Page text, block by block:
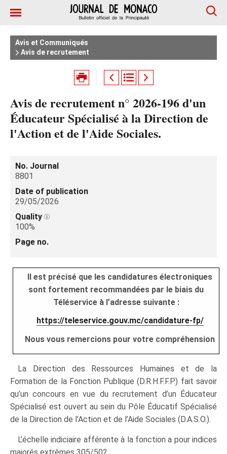
Avis et Communiqués
Avis de recrutement
Avis de recrutement n° 2026-196 d'un
Éducateur Spécialisé à la Direction de
l'Action et de l'Aide Sociales.
No. Journal
8801
Date of publication
29/05/2026
Quality
100%
Page no.
Il est précisé que les candidatures électroniques
sont fortement recommandées par le biais du
Téléservice à l’adresse suivante :
https://teleservice.gouv.mc/candidature-fp/
Nous vous remercions pour votre compréhension
La Direction des Ressources Humaines et de la
Formation de la Fonction Publique (D.R.H.F.F.P.) fait savoir
qu’un concours en vue du recrutement d’un Éducateur
Spécialisé est ouvert au sein du Pôle Éducatif Spécialisé
de la Direction de l’Action et de l’Aide Sociales (D.A.S.O.).
L’échelle indiciaire afférente à la fonction a pour indices